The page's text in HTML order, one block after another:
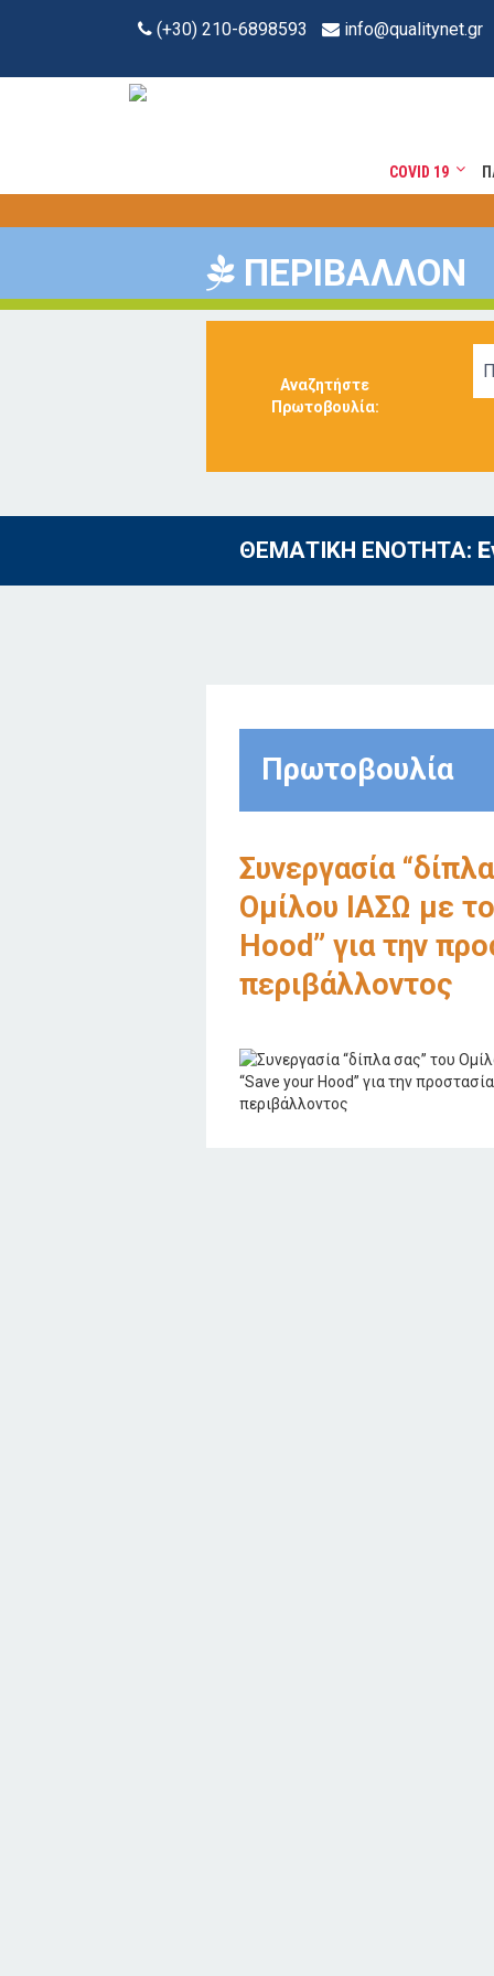
(+30) 210-6898593 info@qualitynet.gr
COVID 19
ΠΕΡΙΒΑΛΛΟΝ
Αναζητήστε
Πρωτοβουλία:
ΘΕΜΑΤΙΚΗ ΕΝΟΤΗΤΑ:
Πρωτοβουλία
Συνεργασία
Ομίλου ΙΑΣΩ με
Hood” για την
περιβάλλοντος